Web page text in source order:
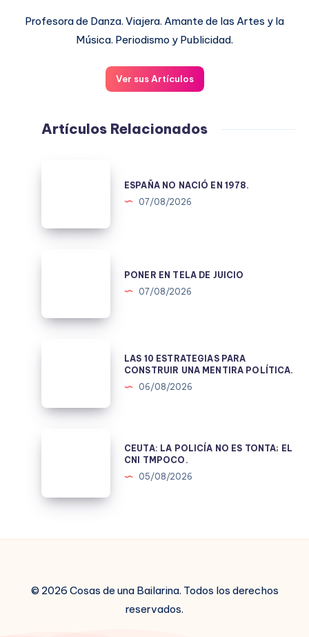
Profesora de Danza. Viajera. Amante de las Artes y la
Música. Periodismo y Publicidad.
Ver sus Artículos
Artículos Relacionados
1978.
ESPAÑA NO NACIÓ EN 1978.
07/08/2026
JUICIO
PONER EN TELA DE JUICIO
07/08/2026
CONSTRUIR
LAS 10 ESTRATEGIAS PARA
CONSTRUIR UNA MENTIRA POLÍTICA.
06/08/2026
ES
EL
CEUTA: LA POLICÍA NO ES TONTA; EL
CNI TMPOCO.
05/08/2026
© 2026 Cosas de una Bailarina. Todos los derechos
reservados.